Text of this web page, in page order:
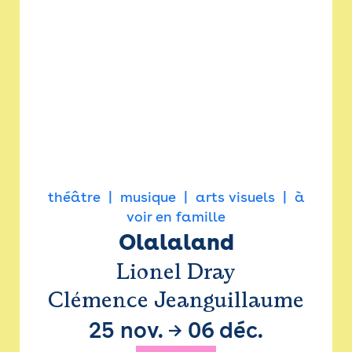
théâtre musique arts visuels
à
voir en famille
Olalaland
Lionel Dray
Clémence Jeanguillaume
25 nov. → 06 déc.